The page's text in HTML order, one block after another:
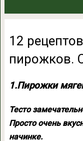
12
пирожков.
1.Пирожки
Тесто
Просто очень
начинке.